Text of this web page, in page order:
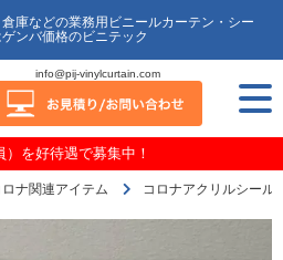
庫などの業務用ビニールカーテン・シー
ンバ価格のビニテック
info@pij-vinylcurtain.com
）を好待遇で募集中！
ロナ関連アイテム コロナアクリルシール